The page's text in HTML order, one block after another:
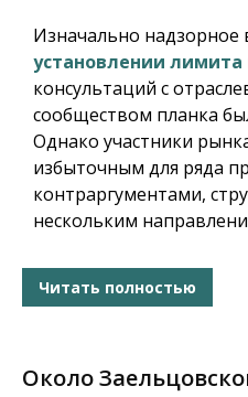
Изначально надзорное
установлении лимита
консультаций с
сообществом планка
Однако участники
избыточным для ряда
контраргументами,
нескольким
Читать полностью
Около